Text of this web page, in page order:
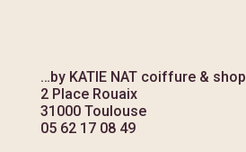
…by KATIE NAT coiffure & shop
2 Place Rouaix
31000 Toulouse
05 62 17 08 49